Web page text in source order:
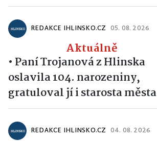
REDAKCE IHLINSKO.CZ 05. 08. 2026
Aktuálně
• Paní Trojanová z Hlinska
oslavila 104. narozeniny,
gratuloval jí i starosta města
REDAKCE IHLINSKO.CZ 04. 08. 2026